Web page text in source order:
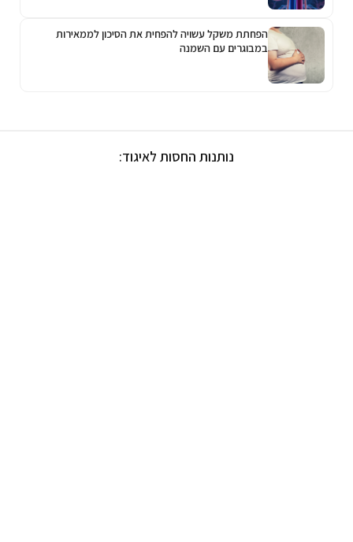
הפחתת משקל עשויה להפחית את הסיכון לממאירות
במבוגרים עם השמנה
נותנות החסות לאיגוד: